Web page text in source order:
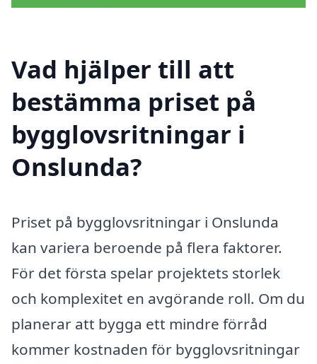
Vad hjälper till att
bestämma priset på
bygglovsritningar i
Onslunda?
Priset på bygglovsritningar i Onslunda
kan variera beroende på flera faktorer.
För det första spelar projektets storlek
och komplexitet en avgörande roll. Om du
planerar att bygga ett mindre förråd
kommer kostnaden för bygglovsritningar